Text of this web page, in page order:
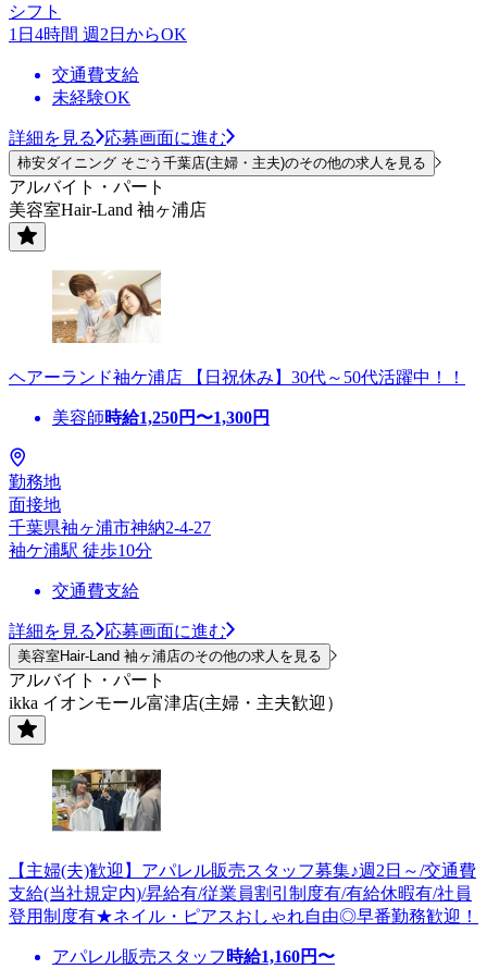
シフト
1日4時間 週2日からOK
交通費支給
未経験OK
詳細を見る 応募画面に進む
柿安ダイニング そごう千葉店(主婦・主夫)のその他の求人を見る
アルバイト・パート
美容室Hair-Land 袖ヶ浦店
ヘアーランド袖ケ浦店 【日祝休み】30代～50代活躍中！！
美容師時給1,250円〜1,300円
勤務地
面接地
千葉県袖ヶ浦市神納2-4-27
袖ケ浦駅 徒歩10分
交通費支給
詳細を見る 応募画面に進む
美容室Hair-Land 袖ヶ浦店のその他の求人を見る
アルバイト・パート
ikka イオンモール富津店(主婦・主夫歓迎）
【主婦(夫)歓迎】アパレル販売スタッフ募集♪週2日～/交通費
支給(当社規定内)/昇給有/従業員割引制度有/有給休暇有/社員
登用制度有★ネイル・ピアスおしゃれ自由◎早番勤務歓迎！
アパレル販売スタッフ 時給1,160円〜